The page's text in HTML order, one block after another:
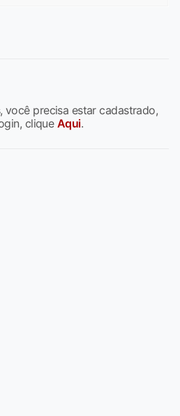
você precisa estar cadastrado,
clique Aqui.